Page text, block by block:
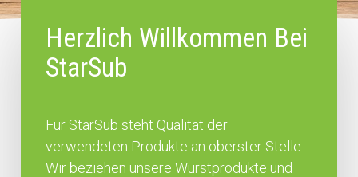
Herzlich Willkommen Bei
StarSub
Für StarSub steht Qualität der
verwendeten Produkte an oberster Stelle.
Wir beziehen unsere Wurstprodukte und